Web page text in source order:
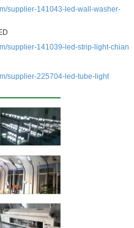
supplier-141043-led-wall-washer-
supplier-141039-led-strip-light-chian
supplier-225704-led-tube-light